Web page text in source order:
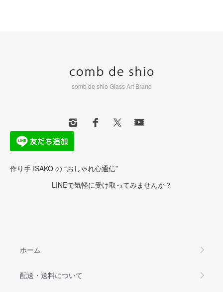
comb de shio Glass Art Brand
作り手 ISAKO の “おしゃれ心通信”
LINEで気軽に受け取ってみませんか？
ホーム
配送・送料について